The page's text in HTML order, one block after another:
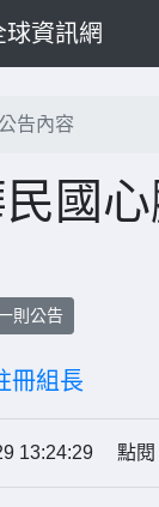
資訊網
公告內容
國
則公告
冊組長
13:24:29 點閱